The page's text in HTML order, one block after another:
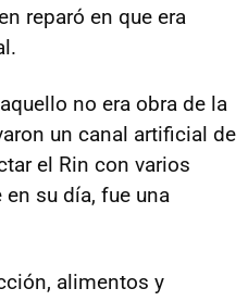
reparó en que era
no era obra de la
un canal artificial de
el Rin con varios
su día, fue una
alimentos y